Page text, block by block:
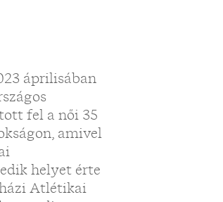
áprilisában
fel a női 35
amivel
helyet érte
Atlétikai